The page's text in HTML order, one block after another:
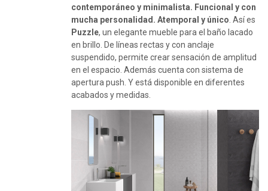
contemporáneo y minimalista. Funcional y con
mucha personalidad. Atemporal y único . Así es
Puzzle, un elegante mueble para el baño lacado
en brillo. De líneas rectas y con anclaje
suspendido, permite crear sensación de amplitud
en el espacio. Además cuenta con sistema de
apertura push. Y está disponible en diferentes
acabados y medidas.